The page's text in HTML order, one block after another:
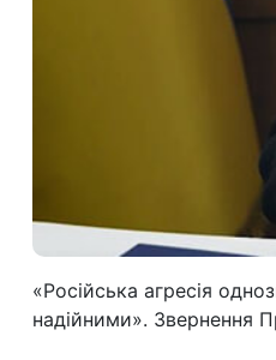
«Російська агресія
надійними». Звернення